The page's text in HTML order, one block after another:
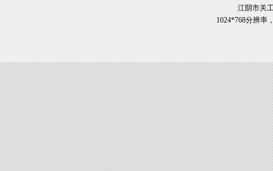
江阴市关
1024*768分辨率